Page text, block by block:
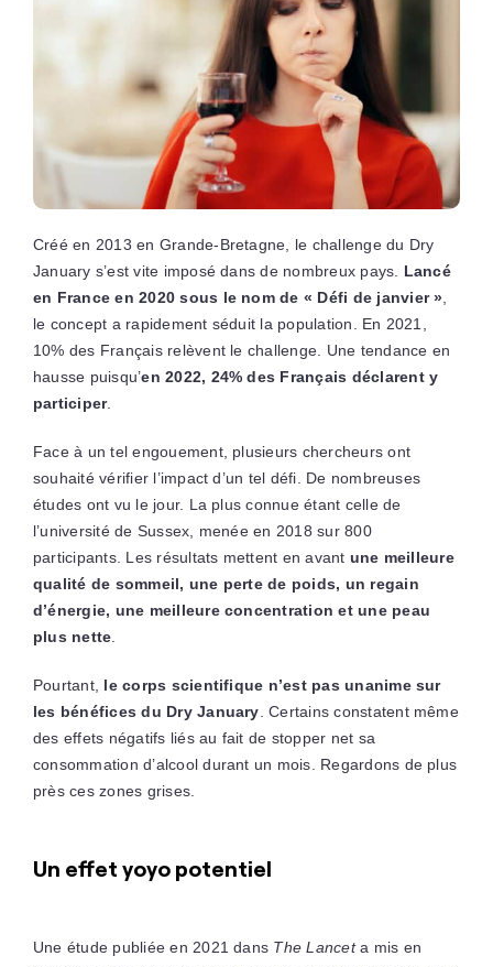
Créé en 2013 en Grande-Bretagne, le challenge du Dry
January s’est vite imposé dans de nombreux pays. Lancé
en France en 2020 sous le nom de « Défi de janvier »
le concept a rapidement séduit la population. En 2021,
10% des Français relèvent le challenge. Une tendance en
hausse puisqu’en 2022, 24% des Français déclarent y
participer.
Face à un tel engouement, plusieurs chercheurs ont
souhaité vérifier l’impact d’un tel défi. De nombreuses
études ont vu le jour. La plus connue étant celle de
l’université de Sussex, menée en 2018 sur 800
participants. Les résultats mettent en avant une meilleure
qualité de sommeil, une perte de poids, un regain
d’énergie, une meilleure concentration et une peau
plus nette
Pourtant, le corps scientifique n’est pas unanime sur
les bénéfices du Dry January . Certains constatent même
des effets négatifs liés au fait de stopper net sa
consommation d’alcool durant un mois. Regardons de plus
près ces zones grises.
Un effet yoyo potentiel
Une étude publiée en 2021 dans The Lanceta mis en